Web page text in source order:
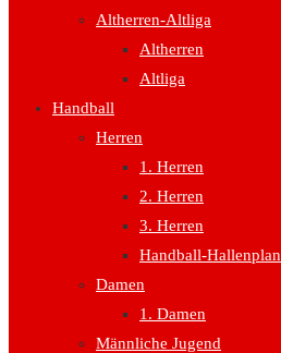
Altherren-Altliga
Altherren
Altliga
Handball
Herren
1. Herren
2. Herren
3. Herren
Handball-Hallenplan
Damen
1. Damen
Männliche Jugend